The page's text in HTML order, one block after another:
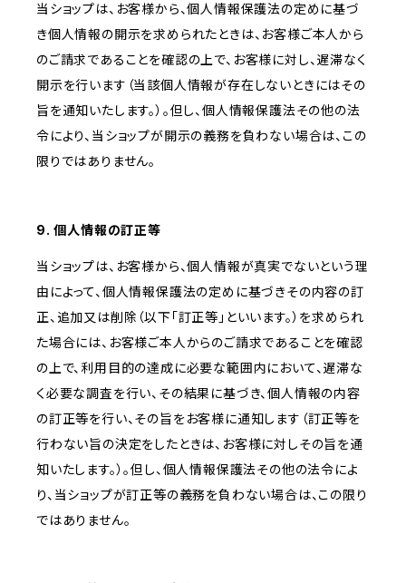
当ショップは、お客様から、個人情報保護法の定めに基づ
き個人情報の開示を求められたときは、お客様ご本人から
のご請求であることを確認の上で、お客様に対し、遅滞なく
開示を行います（当該個人情報が存在しないときにはその
旨を通知いたします。）。但し、個人情報保護法その他の法
令により、当ショップが開示の義務を負わない場合は、この
限りではありません。
9. 個人情報の訂正等
当ショップは、お客様から、個人情報が真実でないという理
由によって、個人情報保護法の定めに基づきその内容の訂
正、追加又は削除（以下「訂正等」といいます。）を求められ
た場合には、お客様ご本人からのご請求であることを確認
の上で、利用目的の達成に必要な範囲内において、遅滞な
く必要な調査を行い、その結果に基づき、個人情報の内容
の訂正等を行い、その旨をお客様に通知します（訂正等を
行わない旨の決定をしたときは、お客様に対しその旨を通
知いたします。）。但し、個人情報保護法その他の法令によ
り、当ショップが訂正等の義務を負わない場合は、この限り
ではありません。